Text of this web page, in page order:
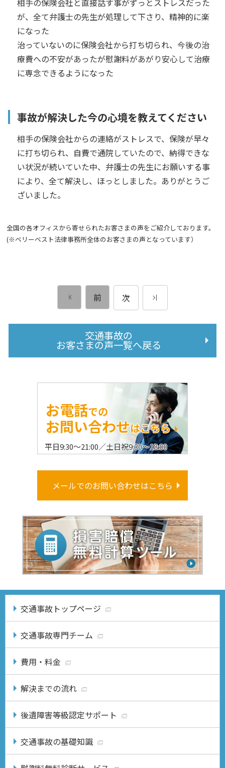
相手の保険会社と直接話す事がずっとストレスだった
が、全て弁護士の先生が処理して下さり、精神的に楽
になった
治っていないのに保険会社から打ち切られ、今後の治
療費への不安があったが慰謝料があがり安心して治療
に専念できるようになった
事故が解決した今の心境を教えてください
相手の保険会社からの連絡がストレスで、保険が早々
に打ち切られ、自費で通院していたので、納得できな
い状況が続いていた中、弁護士の先生にお願いする事
により、全て解決し、ほっとしました。ありがとうご
ざいました。
全国の各オフィスから寄せられたお客さまの声をご紹介しております。
(※ベリーベスト法律事務所全体のお客さまの声となっています）
前 次
交通事故の
お客さまの声一覧へ戻る
お電話での
お問い合わせはこちら
平日9:30〜21:00／土日祝9:30〜18:00
メールでのお問い合わせはこちら
交通事故トップページ
交通事故専門チーム
費用・料金
解決までの流れ
後遺障害等級認定サポート
交通事故の基礎知識